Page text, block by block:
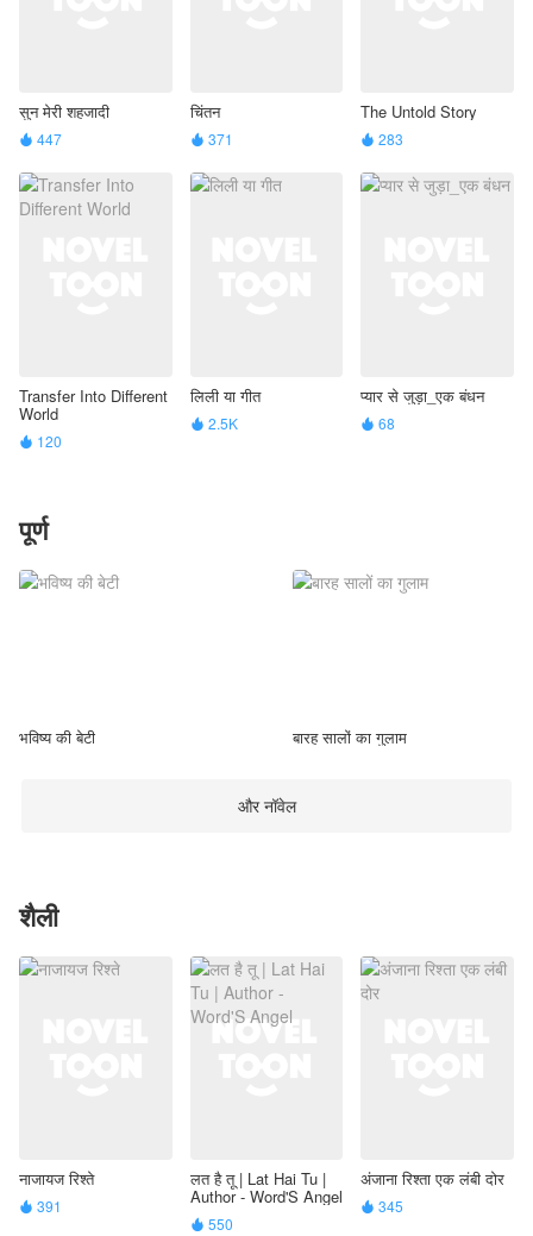
सुन मेरी शहजादी
 447
चिंतन
 371
The Untold Story
 283
Transfer Into Different
World
 120
लिली या गीत
 2.5K
प्यार से जुड़ा_एक बंधन
 68
पूर्ण
भविष्य की बेटी बारह सालों का गुलाम
और नॉवेल
शैली
नाजायज रिश्ते
 391
लत है तू | Lat Hai Tu |
Author - Word'S Angel
 550
अंजाना रिश्ता एक लंबी दोर
 345